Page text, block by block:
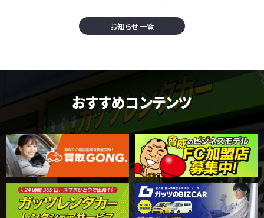
お知らせ一覧
おすすめコンテンツ